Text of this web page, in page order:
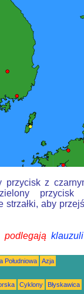
przycisk z
przycisk
strzałki, aby
podlegają
Południowa
Azja
Cyklony
Błyskawica